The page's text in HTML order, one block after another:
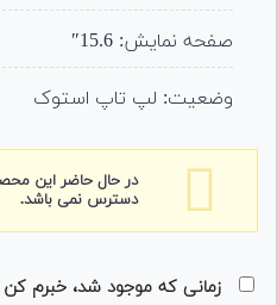
صفحه نمایش: 15.6″
وضعیت: لپ تاپ استوک
در حال حاضر این
دسترس نمی باشد.
زمانی که موجود شد، خبرم کن